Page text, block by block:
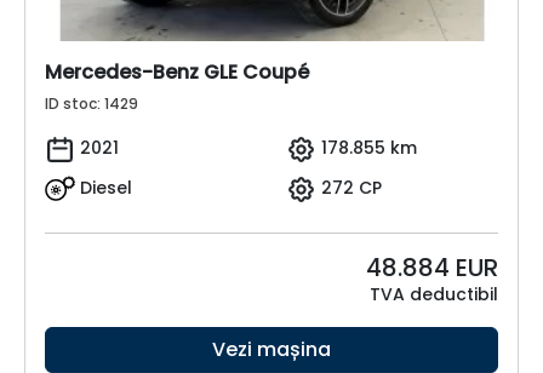
Mercedes-Benz GLE Coupé
ID stoc: 1429
2021
178.855 km
Diesel
272 CP
48.884 EUR
TVA deductibil
Vezi mașina